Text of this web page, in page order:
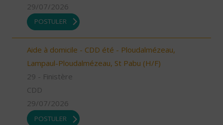
29/07/2026
POSTULER
Aide à domicile - CDD été - Ploudalmézeau,
Lampaul-Ploudalmézeau, St Pabu (H/F)
29 - Finistère
CDD
29/07/2026
POSTULER